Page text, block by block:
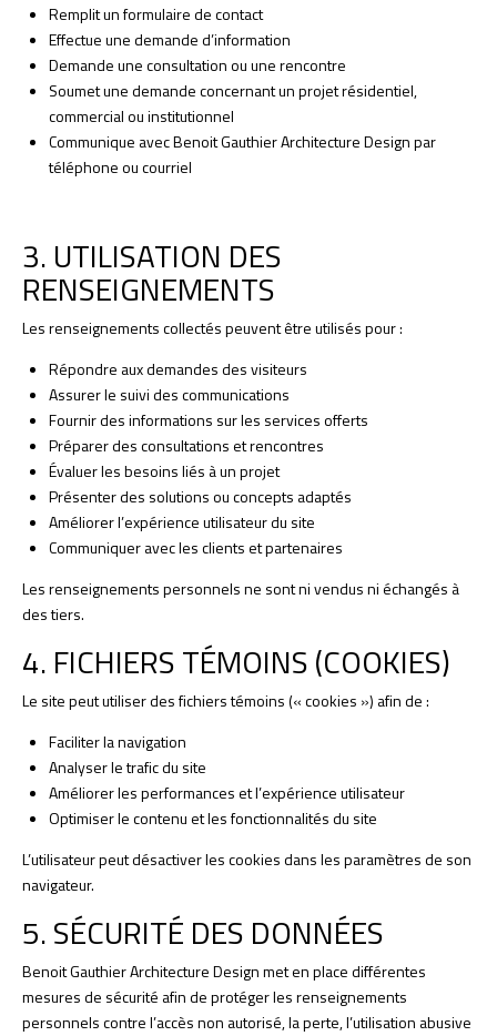
Remplit un formulaire de contact
Effectue une demande d’information
Demande une consultation ou une rencontre
Soumet une demande concernant un projet résidentiel,
commercial ou institutionnel
Communique avec Benoit Gauthier Architecture Design par
téléphone ou courriel
3. UTILISATION DES
RENSEIGNEMENTS
Les renseignements collectés peuvent être utilisés pour :
Répondre aux demandes des visiteurs
Assurer le suivi des communications
Fournir des informations sur les services offerts
Préparer des consultations et rencontres
Évaluer les besoins liés à un projet
Présenter des solutions ou concepts adaptés
Améliorer l’expérience utilisateur du site
Communiquer avec les clients et partenaires
Les renseignements personnels ne sont ni vendus ni échangés à
des tiers.
4. FICHIERS TÉMOINS (COOKIES)
Le site peut utiliser des fichiers témoins (« cookies ») afin de :
Faciliter la navigation
Analyser le trafic du site
Améliorer les performances et l’expérience utilisateur
Optimiser le contenu et les fonctionnalités du site
L’utilisateur peut désactiver les cookies dans les paramètres de son
navigateur.
5. SÉCURITÉ DES DONNÉES
Benoit Gauthier Architecture Design met en place différentes
mesures de sécurité afin de protéger les renseignements
personnels contre l’accès non autorisé, la perte, l’utilisation abusive